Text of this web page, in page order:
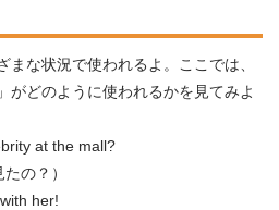
まな状況で使われるよ。ここでは、
がどのように使われるかを見てみよ
at the mall?
の？）
her!